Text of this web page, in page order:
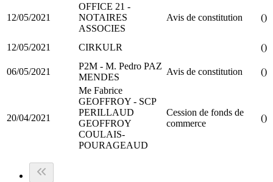
12/05/2021
OFFICE 21 -
NOTAIRES
ASSOCIES
Avis de constitution ()
12/05/2021 CIRKULR ()
06/05/2021
P2M - M. Pedro PAZ
MENDES
Avis de constitution ()
20/04/2021
Me Fabrice
GEOFFROY - SCP
PERILLAUD
GEOFFROY
COULAIS-
POURAGEAUD
Cession de fonds de
commerce
()